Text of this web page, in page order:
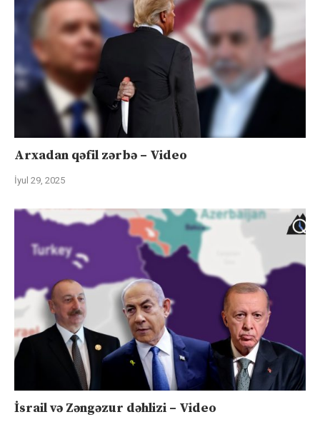
Arxadan qəfil zərbə – Video
İyul 29, 2025
İsrail və Zəngəzur dəhlizi – Video